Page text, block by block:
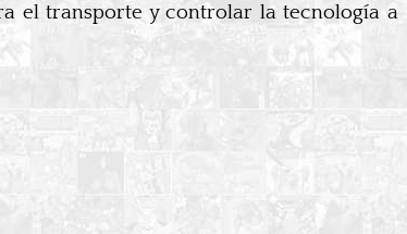
el transporte y controlar la tecnología a